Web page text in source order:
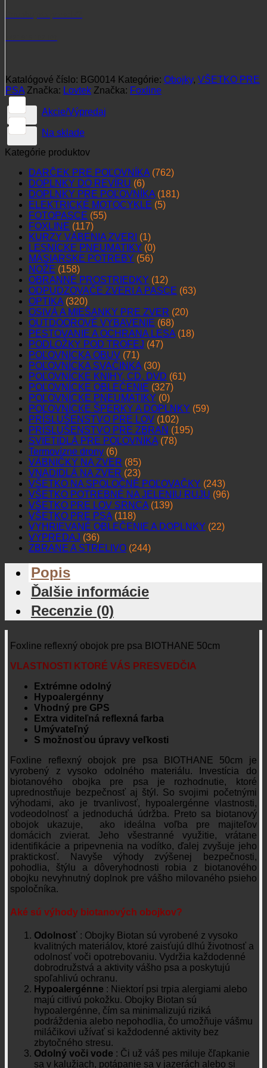
Katalógové číslo: BG0014 Kategórie: Obojky, VŠETKO PRE
PSA Značka: Lovtek Značka: Foxline
Akcie/Výpredaj
Na sklade
Kategórie produktov
DARČEK PRE POĽOVNÍKA (762)
DOPLNKY DO REVÍRU (6)
DOPLNKY PRE POĽOVNÍKA (181)
ELEKTRICKÉ MOTOCYKLE (5)
FOTOPASCE (55)
FOXLINE (117)
KURZY VÁBENIA ZVERI (1)
LESNÍCKE PNEUMATIKY (0)
MÄSIARSKE POTREBY (56)
NOŽE (158)
OBRANNÉ PROSTRIEDKY (12)
ODPUDZOVAČE ZVERI A PASCE (63)
OPTIKA (320)
OSIVÁ A MIEŠANKY PRE ZVER (20)
OUTDOOROVÉ VYBAVENIE (68)
PESTOVANIE A OCHRANA LESA (18)
PODLOŽKY POD TROFEJ (47)
POĽOVNÍCKA OBUV (71)
POĽOVNÍCKA SVAČINKA (30)
POĽOVNÍCKE KNIHY, CD, DVD (61)
POĽOVNÍCKE OBLEČENIE (327)
POĽOVNÍCKE PNEUMATIKY (0)
POĽOVNÍCKE ŠPERKY A DOPLNKY (59)
PRÍSLUŠENSTVO PRE LOV (102)
PRÍSLUŠENSTVO PRE ZBRAŇ (195)
SVIETIDLÁ PRE POĽOVNÍKA (78)
Termovízne drony (6)
VÁBNIČKY NA ZVER (85)
VNADIDLÁ NA ZVER (23)
VŠETKO NA SPOLOČNÉ POĽOVAČKY (243)
VŠETKO POTREBNÉ NA JELENIU RUJU (96)
VŠETKO PRE LOV SRNCA (139)
VŠETKO PRE PSA (118)
VYHRIEVANÉ OBLEČENIE A DOPLNKY (22)
VÝPREDAJ (36)
ZBRANE A STRELIVO (244)
Popis
Ďalšie informácie
Recenzie (0)
Foxline reflexný obojok pre psa BIOTHANE 50cm
VLASTNOSTI KTORÉ VÁS PRESVEDČIA
Extrémne odolný
Hypoalergénny
Vhodný pre GPS
Extra viditeľná reflexná farba
Umývateľný
S možnosťou úpravy veľkosti
Foxline reflexný obojok pre psa BIOTHANE 50cm je
vyrobený z vysoko odolného materiálu. Investícia do
biotanového obojka pre psa je rozhodnutie, ktoré
uprednostňuje bezpečnosť aj štýl. So svojimi početnými
výhodami, ako je trvanlivosť, hypoalergénne vlastnosti,
vodeodolnosť a jednoduchá údržba. Preto sa biotanový
obojok ukazuje, ako ideálna voľba pre majiteľov
domácich zvierat. Jeho všestranné využitie, vrátane
identifikácie a pripevnenia na vodítko, ďalej zvyšuje jeho
praktickosť. Navyše výhody zvýšenej bezpečnosti,
pohodlia, štýlu a dôveryhodnosti robia z biotanového
obojku nevyhnutný doplnok pre vášho milovaného psieho
spoločníka.
Aké sú výhody biotanových obojkov?
Odolnosť : Obojky Biotan sú vyrobené z vysoko
kvalitných materiálov, ktoré zaisťujú dlhú životnosť a
odolnosť voči opotrebovaniu. Vydržia každodenné
dobrodružstvá a aktivity vášho psa a poskytujú
spoľahlivú ochranu.
Hypoalergénne : Niektorí psi trpia alergiami alebo
majú citlivú pokožku. Obojky Biotan sú
hypoalergénne, čím sa minimalizujú riziká
podráždenia alebo nepohodlia, čo umožňuje vášmu
miláčikovi užívať si každodenné aktivity bez
zbytočného stresu.
Odolný voči vode : Či už váš pes miluje čľapkanie
sa v kalužiach, potápanie sa v jazerách alebo si